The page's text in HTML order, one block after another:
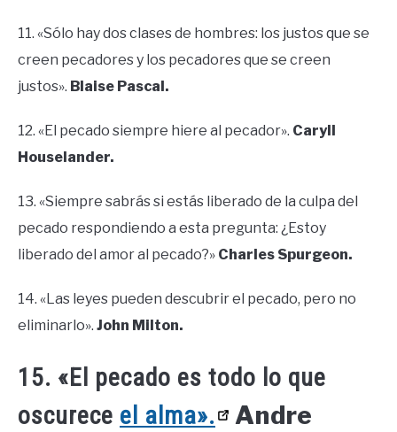
11. «Sólo hay dos clases de hombres: los justos que se
creen pecadores y los pecadores que se creen
justos». Blaise Pascal.
12. «El pecado siempre hiere al pecador». Caryll
Houselander.
13. «Siempre sabrás si estás liberado de la culpa del
pecado respondiendo a esta pregunta: ¿Estoy
liberado del amor al pecado?» Charles Spurgeon.
14. «Las leyes pueden descubrir el pecado, pero no
eliminarlo». John Milton.
15. «El pecado es todo lo que
oscurece el alma».
Andre